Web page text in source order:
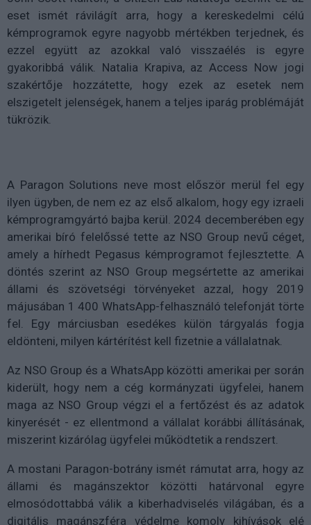
eset ismét rávilágít arra, hogy a kereskedelmi célú
kémprogramok egyre nagyobb mértékben terjednek, és
ezzel együtt az azokkal való visszaélés is egyre
gyakoribbá válik. Natalia Krapiva, az Access Now jogi
szakértője hozzátette, hogy ezek az esetek nem
elszigetelt jelenségek, hanem a teljes iparág problémáját
tükrözik.
A Paragon Solutions neve most először merül fel egy
ilyen ügyben, de nem ez az első alkalom, hogy egy izraeli
kémprogramgyártó bajba kerül. 2024 decemberében egy
amerikai bíró felelőssé tette az NSO Group nevű céget,
amely a hírhedt Pegasus kémprogramot fejlesztette. A
döntés szerint az NSO Group megsértette az amerikai
állami és szövetségi törvényeket azzal, hogy 2019
májusában 1 400 WhatsApp-felhasználó telefonját törte
fel. Egy márciusban esedékes külön tárgyalás fogja
eldönteni, milyen kártérítést kell fizetnie a vállalatnak.
Az NSO Group és a WhatsApp közötti amerikai per során
kiderült, hogy nem a cég kormányzati ügyfelei, hanem
maga az NSO Group végzi el a fertőzést és az adatok
kinyerését - ez ellentmond a vállalat korábbi állításának,
miszerint kizárólag ügyfelei működtetik a rendszert.
A mostani Paragon-botrány ismét rámutat arra, hogy az
állami és magánszektor közötti határvonal egyre
elmosódottabbá válik a kiberhadviselés világában, és a
digitális magánszféra védelme komoly kihívások elé